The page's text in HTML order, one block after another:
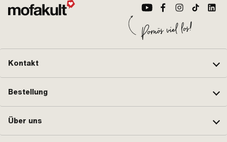
Kontakt
Bestellung
Über uns